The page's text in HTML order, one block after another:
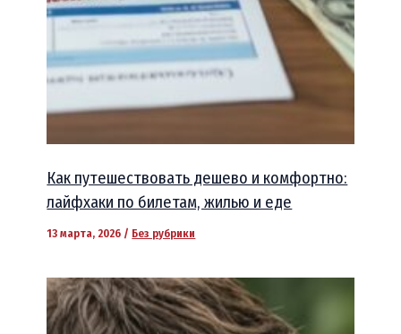
Как путешествовать дешево и комфортно:
лайфхаки по билетам, жилью и еде
13 марта, 2026 / Без рубрики